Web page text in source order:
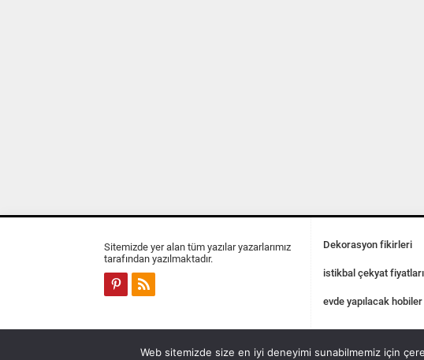
Sitemizde yer alan tüm yazılar yazarlarımız
tarafından yazılmaktadır.
Dekorasyon fikirleri
istikbal çekyat fiyatları
evde yapılacak hobiler
Web sitemizde size en iyi deneyimi sunabilmemiz için